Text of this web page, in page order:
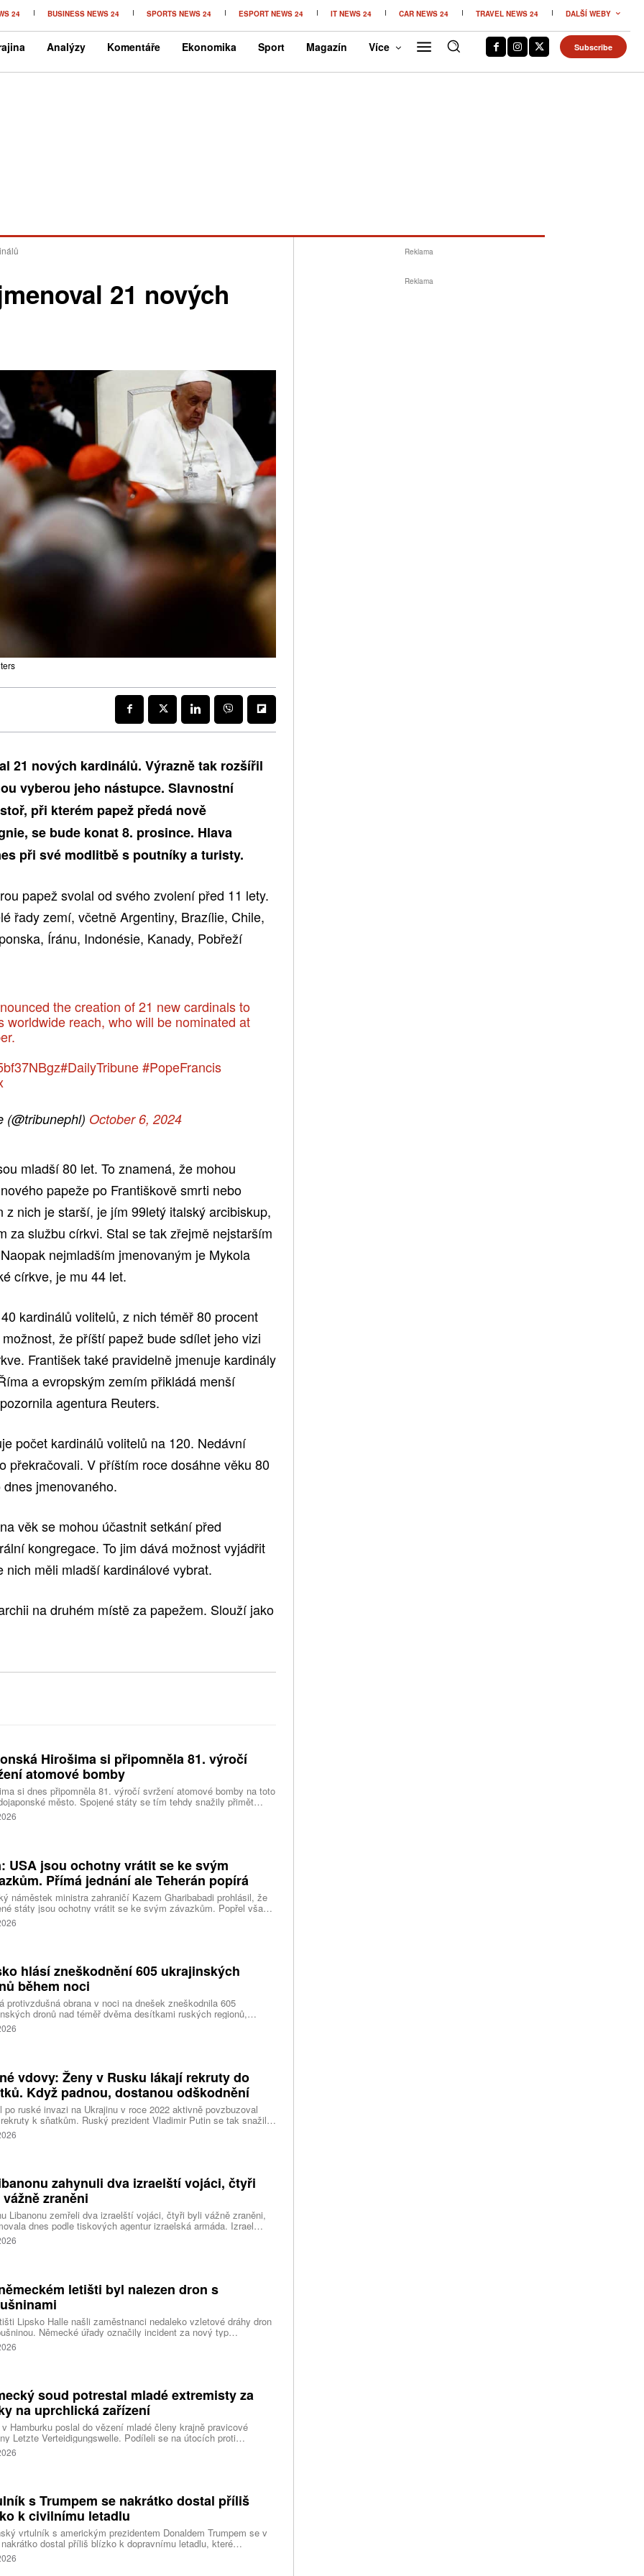
24 BUSINESS NEWS 24 SPORTS NEWS 24 ESPORT NEWS 24 IT NEWS 24 CAR NEWS 24 TRAVEL NEWS 24 DALŠÍ WEBY
Analýzy Komentáře Ekonomika Sport Magazín Více Subscribe
21 nových
21 nových kardinálů. Výrazně tak rozšířil
vyberou jeho nástupce. Slavnostní
při kterém papež předá nově
se bude konat 8. prosince. Hlava
při své modlitbě s poutníky a turisty.
papež svolal od svého zvolení před 11 lety.
řady zemí, včetně Argentiny, Brazílie, Chile,
Íránu, Indonésie, Kanady, Pobřeží
the creation of 21 new cardinals to
worldwide reach, who will be nominated at
#DailyTribune#PopeFrancis
October 6, 2024
mladší 80 let. To znamená, že mohou
papeže po Františkově smrti nebo
nich je starší, je jím 99letý italský arcibiskup,
za službu církvi. Stal se tak zřejmě nejstarším
nejmladším jmenovaným je Mykola
církve, je mu 44 let.
kardinálů volitelů, z nich téměř 80 procent
že příští papež bude sdílet jeho vizi
František také pravidelně jmenuje kardinály
a evropským zemím přikládá menší
agentura Reuters.
počet kardinálů volitelů na 120. Nedávní
překračovali. V příštím roce dosáhne věku 80
jmenovaného.
věk se mohou účastnit setkání před
kongregace. To jim dává možnost vyjádřit
měli mladší kardinálové vybrat.
na druhém místě za papežem. Slouží jako
Hirošima si připomněla 81. výročí
atomové bomby
si dnes připomněla 81. výročí svržení atomové bomby na toto
město. Spojené státy se tím tehdy snažily přimět
ke kapitulaci na konci druhé světové války. Starosta města
Macui při této příležitosti kritizoval světové velmoci za vedení
USA jsou ochotny vrátit se ke svým
Přímá jednání ale Teherán popírá
náměstek ministra zahraničí Kazem Gharibabadi prohlásil, že
státy jsou ochotny vrátit se ke svým závazkům. Popřel však
amerického prezidenta Donalda Trumpa, že mezi
a Teheránem probíhají přímá jednání. Došlo ke
hlásí zneškodnění 605 ukrajinských
během noci
protivzdušná obrana v noci na dnešek zneškodnila 605
dronů nad téměř dvěma desítkami ruských regionů,
poloostrovem Krymem a vodami Azovského i Černého
Podle státní tiskové agentury TASS to ráno uvedlo ministerstvo
vdovy: Ženy v Rusku lákají rekruty do
Když padnou, dostanou odškodnění
po ruské invazi na Ukrajinu v roce 2022 aktivně povzbuzoval
k sňatkům. Ruský prezident Vladimir Putin se tak snažil
tradiční hodnoty uprostřed hrozící demografické krize. Dnes
takzvané „černé vdovy“ – ženy, které si narychlo
zahynuli dva izraelští vojáci, čtyři
zraněni
Libanonu zemřeli dva izraelští vojáci, čtyři byli vážně zraněni,
dnes podle tiskových agentur izraelská armáda. Izrael
militantní hnutí Hizballáh z porušení příměří a udeřil na jižní
tento vývoj ohrožuje probíhající mírové rozhovory, napsal web
letišti byl nalezen dron s
Lipsko Halle našli zaměstnanci nedaleko vzletové dráhy dron
Německé úřady označily incident za nový typ
hrozby a zahájily protiteroristické vyšetřování. Během
navíc nákladní letadlo narazilo do dosud neznámého objektu.
soud potrestal mladé extremisty za
na uprchlická zařízení
Hamburku poslal do vězení mladé členy krajně pravicové
Letzte Verteidigungswelle. Podíleli se na útocích proti
zařízením a levicovým institucím. Tresty dosahují až pěti
s Trumpem se nakrátko dostal příliš
k civilnímu letadlu
vrtulník s americkým prezidentem Donaldem Trumpem se v
dostal příliš blízko k dopravnímu letadlu, které
z washingtonského letiště Ronalda Reagana, uvedl dnes
Federální úřad pro letectví (FAA). Podle Bílého domu Trump
Reklama
Reklama